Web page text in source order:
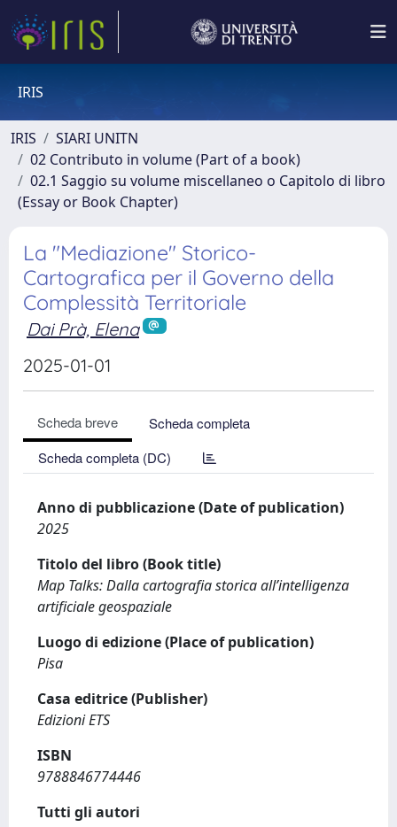
IRIS
IRIS
SIARI UNITN
02 Contributo in volume (Part of a book)
02.1 Saggio su volume miscellaneo o Capitolo di libro
(Essay or Book Chapter)
La "Mediazione" Storico-
Cartografica per il Governo della
Complessità Territoriale
Dai Prà, Elena
2025-01-01
Scheda breve
Scheda completa
Scheda completa (DC)
Anno di pubblicazione (Date of publication)
2025
Titolo del libro (Book title)
Map Talks: Dalla cartografia storica all’intelligenza
artificiale geospaziale
Luogo di edizione (Place of publication)
Pisa
Casa editrice (Publisher)
Edizioni ETS
ISBN
9788846774446
Tutti gli autori